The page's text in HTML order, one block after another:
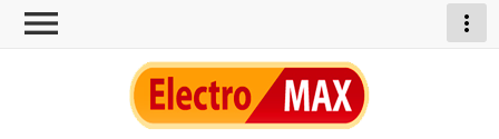
menu more_vert